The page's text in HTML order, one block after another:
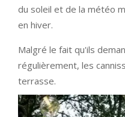
du soleil et de la météo
en hiver.
Malgré le fait qu'ils
régulièrement, les
terrasse.